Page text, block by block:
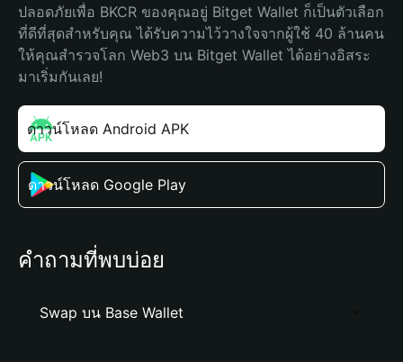
ปลอดภัยเพื่อ BKCR ของคุณอยู่ Bitget Wallet ก็เป็นตัวเลือก
ที่ดีที่สุดสำหรับคุณ ได้รับความไว้วางใจจากผู้ใช้ 40 ล้านคน
ให้คุณสำรวจโลก Web3 บน Bitget Wallet ได้อย่างอิสระ
มาเริ่มกันเลย!
ดาวน์โหลด Android APK
ดาวน์โหลด Google Play
คำถามที่พบบ่อย
Swap บน Base Wallet